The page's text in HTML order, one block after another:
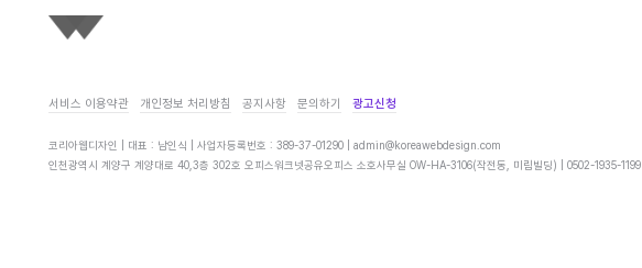
서비스 이용약관 개인정보 처리방침 공지사항 문의하기 광고신청
코리아웹디자인 | 대표 : 남인식 | 사업자등록번호 : 389-37-01290 |admin@koreawebdesign.com
인천광역시 계양구 계양대로 40,3층 302호 오피스워크넷공유오피스 소호사무실 OW-HA-3106(작전동, 미림빌딩) |0502-1935-1199